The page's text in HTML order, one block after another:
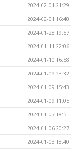
2024-02-01 21:29
2024-02-01 16:48
2024-01-28 19:57
2024-01-11 22:06
2024-01-10 16:58
2024-01-09 23:32
2024-01-09 15:43
2024-01-09 11:05
2024-01-07 18:51
2024-01-06 20:27
2024-01-03 18:40